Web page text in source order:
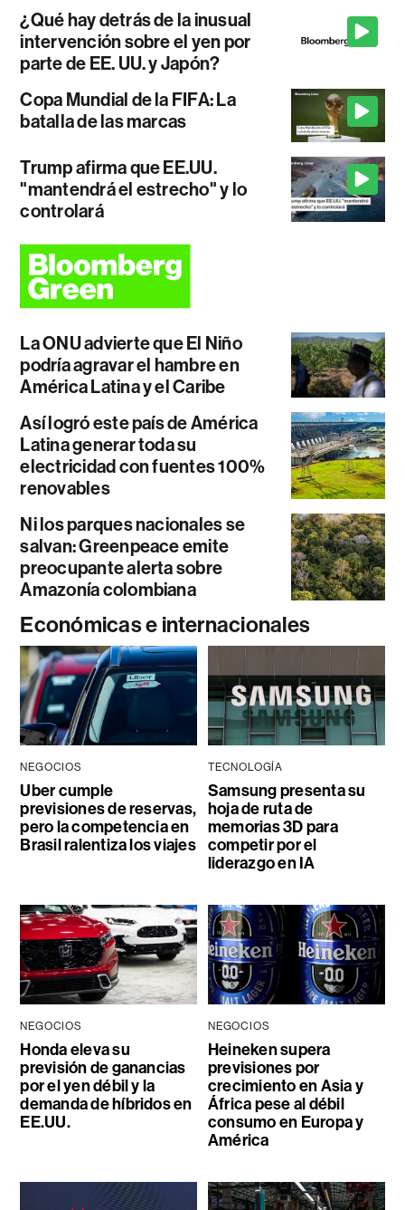
¿Qué hay detrás de la inusual
intervención sobre el yen por
parte de EE. UU. y Japón?
Copa Mundial de la FIFA: La
batalla de las marcas
Trump afirma que EE.UU.
"mantendrá el estrecho" y lo
controlará
La ONU advierte que El Niño
podría agravar el hambre en
América Latina y el Caribe
Así logró este país de América
Latina generar toda su
electricidad con fuentes 100%
renovables
Ni los parques nacionales se
salvan: Greenpeace emite
preocupante alerta sobre
Amazonía colombiana
Económicas e internacionales
NEGOCIOS
Uber cumple
previsiones de reservas,
pero la competencia en
Brasil ralentiza los viajes
TECNOLOGÍA
Samsung presenta su
hoja de ruta de
memorias 3D para
competir por el
liderazgo en IA
NEGOCIOS
Honda eleva su
previsión de ganancias
por el yen débil y la
demanda de híbridos en
EE.UU.
NEGOCIOS
Heineken supera
previsiones por
crecimiento en Asia y
África pese al débil
consumo en Europa y
América